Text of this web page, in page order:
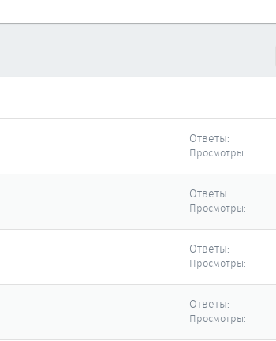
Ответы
Просмотры
Ответы
Просмотры
Ответы
Просмотры
Ответы
Просмотры